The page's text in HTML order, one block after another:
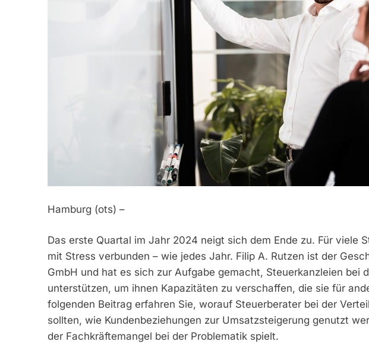
Hamburg (ots) –
Das erste Quartal im Jahr 2024 neigt sich dem Ende zu. Für viele
mit Stress verbunden – wie jedes Jahr. Filip A. Rutzen ist der
GmbH und hat es sich zur Aufgabe gemacht, Steuerkanzleien bei
unterstützen, um ihnen Kapazitäten zu verschaffen, die sie für
folgenden Beitrag erfahren Sie, worauf Steuerberater bei der
sollten, wie Kundenbeziehungen zur Umsatzsteigerung genutzt
der Fachkräftemangel bei der Problematik spielt.